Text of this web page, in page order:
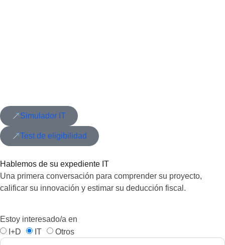
Simulador IT
Test de eligibilidad
Hablemos de su expediente IT
Una primera conversación para comprender su proyecto,
calificar su innovación y estimar su deducción fiscal.
Estoy interesado/a en
I+D
IT Otros